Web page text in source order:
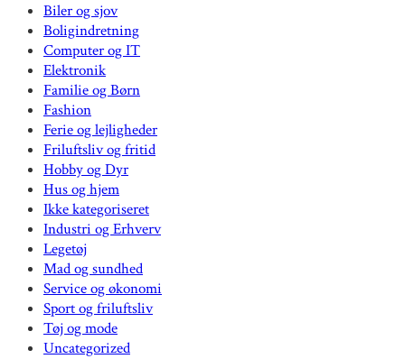
Biler og sjov
Boligindretning
Computer og IT
Elektronik
Familie og Børn
Fashion
Ferie og lejligheder
Friluftsliv og fritid
Hobby og Dyr
Hus og hjem
Ikke kategoriseret
Industri og Erhverv
Legetøj
Mad og sundhed
Service og økonomi
Sport og friluftsliv
Tøj og mode
Uncategorized